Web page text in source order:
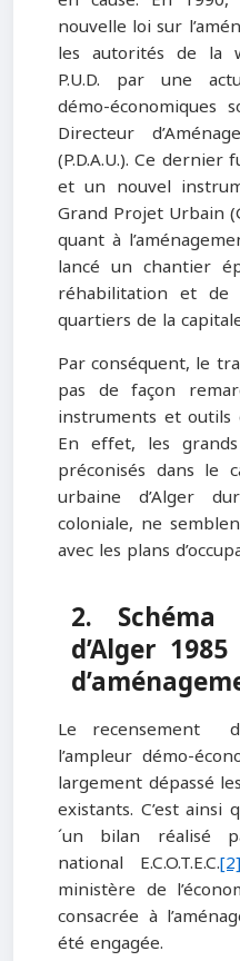
nouvelle loi sur
les autorités de la
P.U.D. par une
démo-économiques
Directeur
(P.D.A.U.). Ce
et un nouvel
Grand Projet Urbain
quant à
lancé un chantier
réhabilitation et de
quartiers de la
Par conséquent, le
pas de façon
instruments et outils
En effet, les
préconisés dans le
urbaine d’Alger
coloniale, ne
avec les plans
2. Schéma
d’Alger
Le recensement
l’ampleur démo-
largement dépassé
existants. C’est ainsi
´un bilan réalisé
national E.C.O.T.E.C.[2]
ministère de
consacrée à
été engagée.